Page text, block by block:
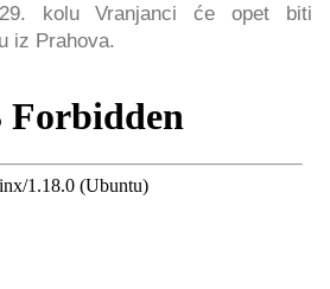
kolu Vranjanci će opet biti
iz Prahova.